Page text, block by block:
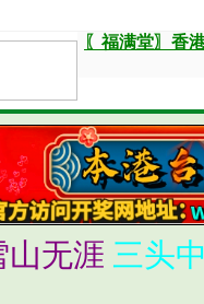
〖福满堂〗香